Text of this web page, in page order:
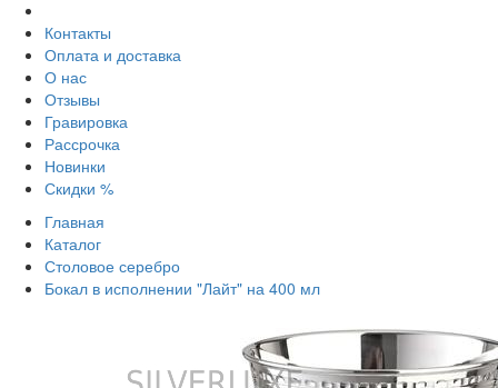
Контакты
Оплата и доставка
О нас
Отзывы
Гравировка
Рассрочка
Новинки
Скидки %
Главная
Каталог
Столовое серебро
Бокал в исполнении "Лайт" на 400 мл